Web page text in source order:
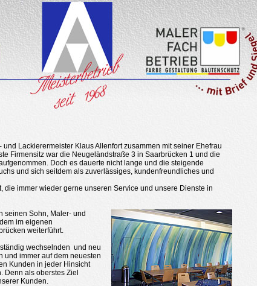
Lackierermeister Klaus Allenfort zusammen mit seiner Ehefrau
Firmensitz war die Neugeländstraße 3 in Saarbrücken 1 und die
Doch es dauerte nicht lange und die steigende
und sich seitdem als zuverlässiges, kundenfreundliches und
die immer wieder gerne unseren Service und unsere Dienste in
seinen Sohn, Maler- und
im eigenen
weiterführt.
wechselnden und neu
und immer auf dem neuesten
Kunden in jeder Hinsicht
Denn als oberstes Ziel
Kunden.